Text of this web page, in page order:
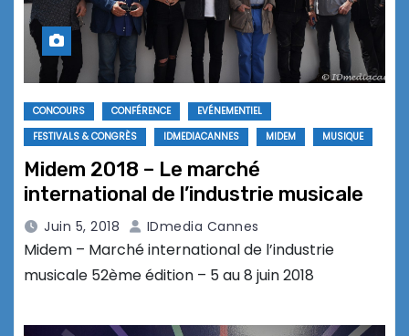
CONCOURS CONFÉRENCE
EVÉNEMENTIEL
FESTIVALS & CONGRÈS
IDMEDIACANNES MIDEM MUSIQUE
Midem 2018 – Le marché
international de l’industrie musicale
Juin 5, 2018 IDmedia Cannes
Midem – Marché international de l’industrie
musicale 52ème édition – 5 au 8 juin 2018